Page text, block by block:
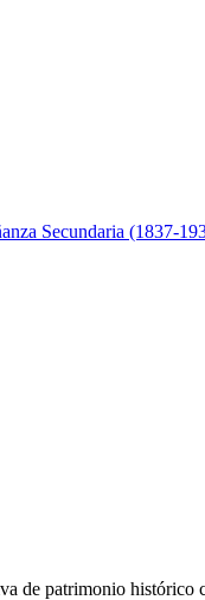
Secundaria (1837-
de patrimonio